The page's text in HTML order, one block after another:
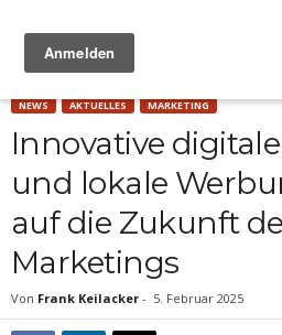
NEWS AKTUELLES MARKETING
Innovative
und lokale
auf die Zukunft
Marketings
Von Frank Keilacker - 5. Februar 2025